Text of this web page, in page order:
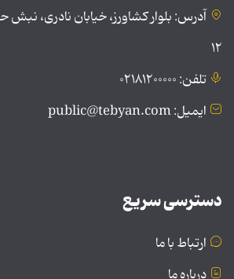
آدرس: بلوار کشاورز، خیابان نادری،
۱۲
تلفن: ۰۲۱۸۱۲۰۰۰۰۰
ایمیل: public@tebyan.com
دسترسی سریع
ارتباط با ما
درباره ما